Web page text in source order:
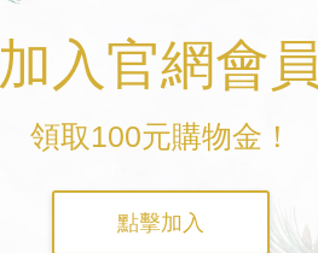
加入官網會員
領取100元購物金！
點擊加入